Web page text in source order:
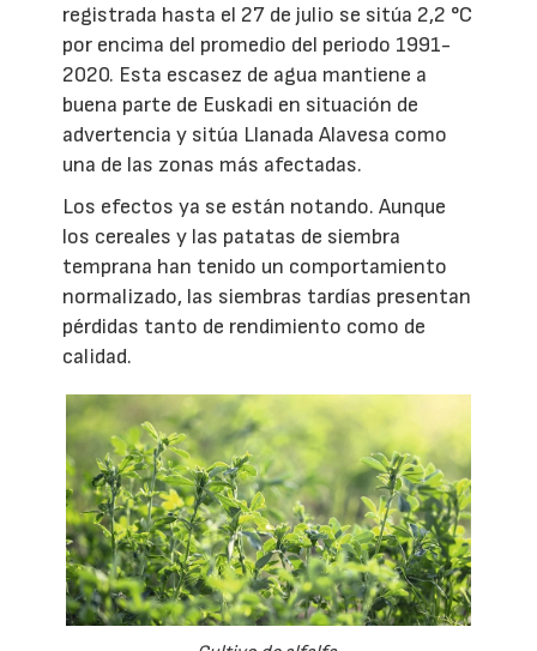
registrada hasta el 27 de julio se sitúa 2,2 °C
por encima del promedio del periodo 1991-
2020. Esta escasez de agua mantiene a
buena parte de Euskadi en situación de
advertencia y sitúa Llanada Alavesa como
una de las zonas más afectadas.
Los efectos ya se están notando. Aunque
los cereales y las patatas de siembra
temprana han tenido un comportamiento
normalizado, las siembras tardías presentan
pérdidas tanto de rendimiento como de
calidad.